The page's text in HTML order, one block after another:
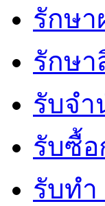
รักษา
รักษา
รับจํ
รับซื้อ
รับทำ